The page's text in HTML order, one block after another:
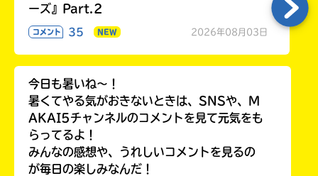
ーズ』Part.2
コメント 35 NEW 2026年08月03日
今日も暑いね〜！
暑くてやる気がおきないときは、SNSや、M
AKAI5チャンネルのコメントを見て元気をも
らってるよ！
みんなの感想や、うれしいコメントを見るの
が毎日の楽しみなんだ！